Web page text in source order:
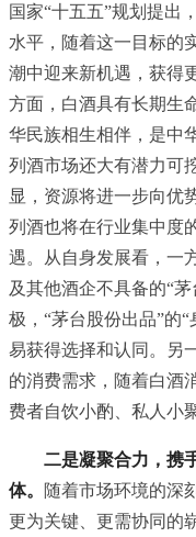
国家“十五五”规划提出
水平，随着这一目标的
潮中迎来新机遇，获得
方面，白酒具有长期生
华民族相生相伴，是中
列酒市场还大有潜力可
显，资源将进一步向优
列酒也将在行业集中度
遇。从自身发展看，一
及其他酒企不具备的“
极，“茅台股份出品”的
易获得选择和认同。另
的消费需求，随着白酒
费者自饮小酌、私人小
二是凝聚合力，携
体。
随着市场环境的深
更为关键、更需协同的